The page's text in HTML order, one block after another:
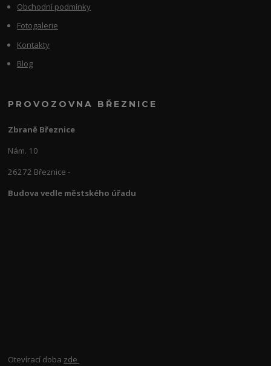
Obchodní podmínky
Fotogalerie
Kontakty
Blog
PROVOZOVNA BŘEZNICE
Zbraně Březnice
Nám. 10
26272 Březnice -
Budova vedle městského úřadu
Otevírací doba zde